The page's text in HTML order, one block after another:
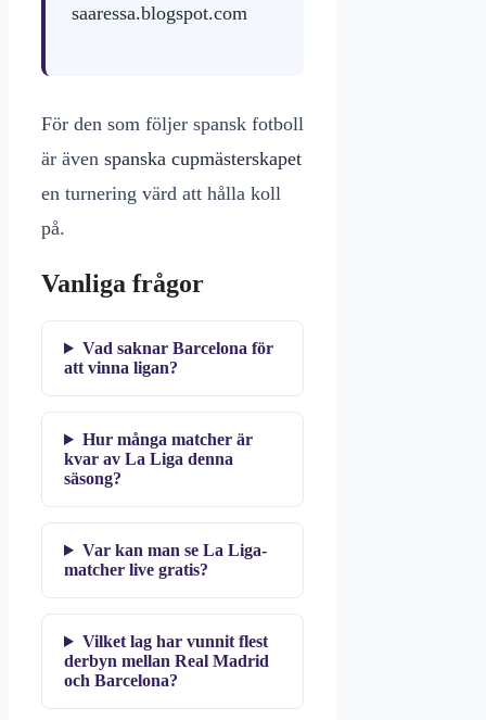
saaressa.blogspot.com
För den som följer spansk fotboll
är även spanska cupmästerskapet
en turnering värd att hålla koll
på.
Vanliga frågor
Vad saknar Barcelona för
att vinna ligan?
Hur många matcher är
kvar av La Liga denna
säsong?
Var kan man se La Liga-
matcher live gratis?
Vilket lag har vunnit flest
derbyn mellan Real Madrid
och Barcelona?